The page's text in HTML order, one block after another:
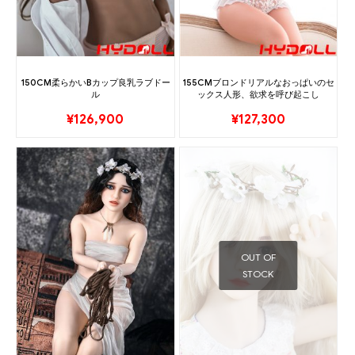
150CM柔らかいBカップ良乳ラブドー
ル
¥126,900
155CMブロンドリアルなおっぱいのセ
ックス人形、欲求を呼び起こし
¥127,300
OUT OF
STOCK